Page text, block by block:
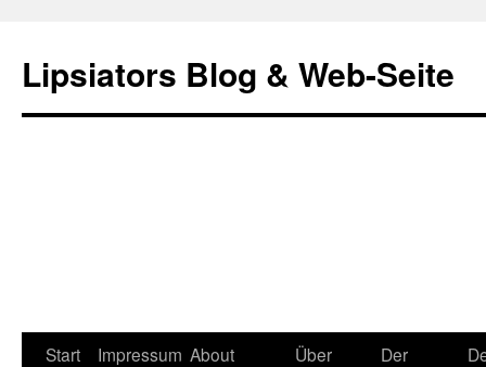
Lipsiators Blog & Web-Seite
Start Impressum About
Über
Der